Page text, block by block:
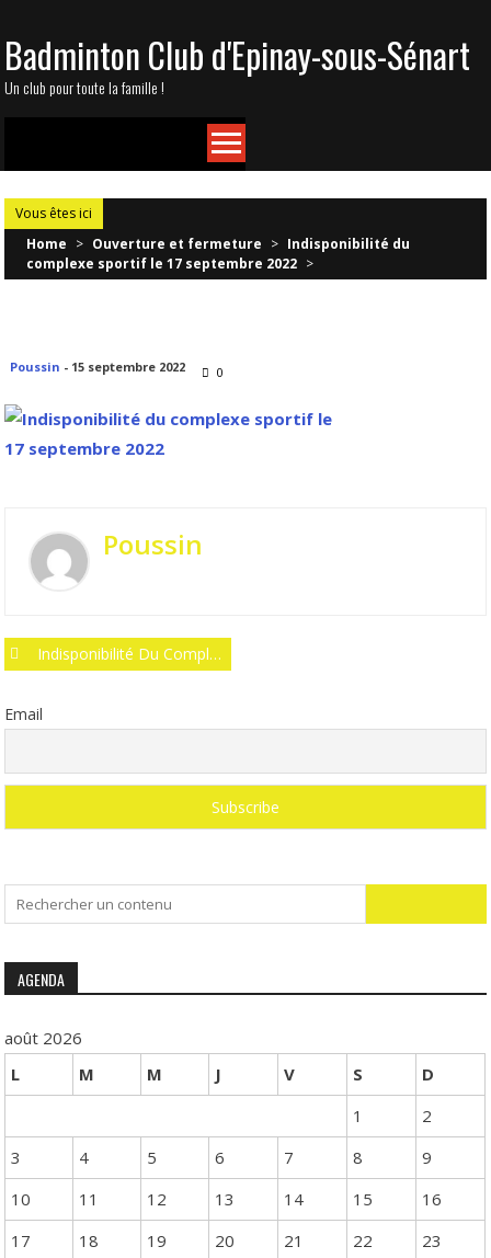
to
content
Badminton Club d'Epinay-sous-Sénart
Un club pour toute la famille !
Vous êtes ici
Home > Ouverture et fermeture > Indisponibilité du
complexe sportif le 17 septembre 2022 >
Poussin - 15 septembre 2022 0
Poussin
PostIndisponibilité Du Complexe Sportif Le 17 Septembre 2022
Email
for:
AGENDA
août 2026
L
M M J V S
D
1
2
3
4 5 6 7 8
9
10
11 12 13 14 15
16
17
18 19 20 21 22
23